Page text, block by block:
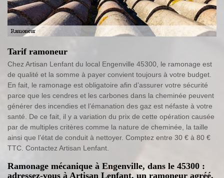
Tarif ramoneur
Chez Artisan Lenfant du local Engenville 45300, le ramonage est
de qualité et la somme à payer convient toujours à votre budget.
En fait, le ramonage est obligatoire afin d’assurer votre sécurité
parce que les cendres et les carbones dans la cheminée peuvent
générer des incendies et l’émanation des gaz est néfaste à votre
santé. De ce fait, il y a variation du prix de cette opération causée
par de multiples critères comme la nature de cheminée, la taille
ainsi que l’état de conduit à nettoyer. Comptez entre 30 € à 80 €
TTC. Contactez Artisan Lenfant.
Ramonage mécanique à Engenville, dans le 45300 :
adressez-vous à Artisan Lenfant, un ramoneur agréé.